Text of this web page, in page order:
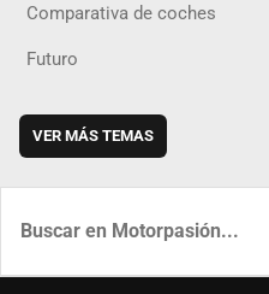
Comparativa de coches
Futuro
VER MÁS TEMAS